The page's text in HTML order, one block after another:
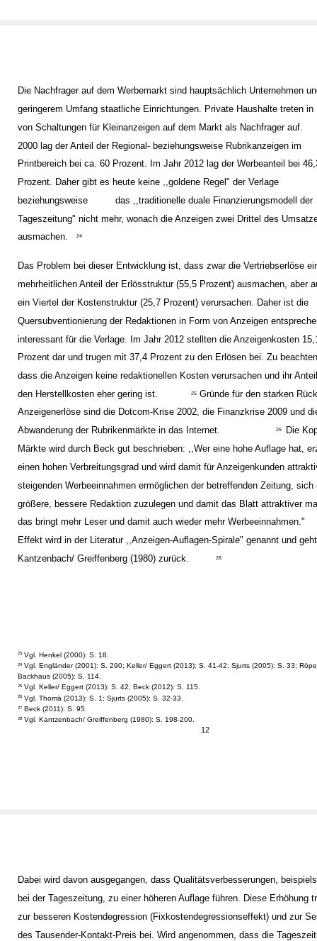
12
Die Nachfrager auf dem Werbemarkt sind hauptsächlich Unternehmen
geringerem Umfang staatliche Einrichtungen. Private Haushalte treten in
von Schaltungen für Kleinanzeigen auf dem Markt als Nachfrager auf.
2000 lag der Anteil der Regional- beziehungsweise Rubrikanzeigen im
Printbereich bei ca. 60 Prozent. Im Jahr 2012 lag der Werbeanteil bei
Prozent. Daher gibt es heute keine ,,goldene Regel" der Verlage
beziehungsweise
das ,,traditionelle duale Finanzierungsmodell der
Tageszeitung" nicht mehr, wonach die Anzeigen zwei Drittel des
ausmachen.
24
Das Problem bei dieser Entwicklung ist, dass zwar die Vertriebserlöse
mehrheitlichen Anteil der Erlösstruktur (55,5 Prozent) ausmachen, aber
ein Viertel der Kostenstruktur (25,7 Prozent) verursachen. Daher ist die
Quersubventionierung der Redaktionen in Form von Anzeigen
interessant für die Verlage. Im Jahr 2012 stellten die Anzeigenkosten
Prozent dar und trugen mit 37,4 Prozent zu den Erlösen bei. Zu
dass die Anzeigen keine redaktionellen Kosten verursachen und ihr
den Herstellkosten eher gering ist.
25 Gründe für den starken
Anzeigenerlöse sind die Dotcom-Krise 2002, die Finanzkrise 2009 und
Abwanderung der Rubrikenmärkte in das Internet.
26
Die
Märkte wird durch Beck gut beschrieben: ,,Wer eine hohe Auflage hat,
einen hohen Verbreitungsgrad und wird damit für Anzeigenkunden
steigenden Werbeeinnahmen ermöglichen der betreffenden Zeitung, sich
größere, bessere Redaktion zuzulegen und damit das Blatt attraktiver
das bringt mehr Leser und damit auch wieder mehr Werbeeinnahmen."
Effekt wird in der Literatur ,,Anzeigen-Auflagen-Spirale" genannt und
Kantzenbach/ Greiffenberg (1980) zurück.
28
23 Vgl. Henkel (2000): S. 18.
24 Vgl. Engländer (2001): S. 290; Keller/ Eggert (2013): S. 41-42; Sjurts (2005): S. 33;
Backhaus (2005): S. 114.
25 Vgl. Keller/ Eggert (2013): S. 42; Beck (2012): S. 115.
26 Vgl. Thomä (2013): S. 1; Sjurts (2005): S. 32-33.
27 Beck (2011): S. 95.
28 Vgl. Kantzenbach/ Greiffenberg (1980): S. 198-200.
Dabei wird davon ausgegangen, dass Qualitätsverbesserungen,
bei der Tageszeitung, zu einer höheren Auflage führen. Diese Erhöhung
zur besseren Kostendegression (Fixkostendegressionseffekt) und zur
des Tausender-Kontakt-Preis bei. Wird angenommen, dass die